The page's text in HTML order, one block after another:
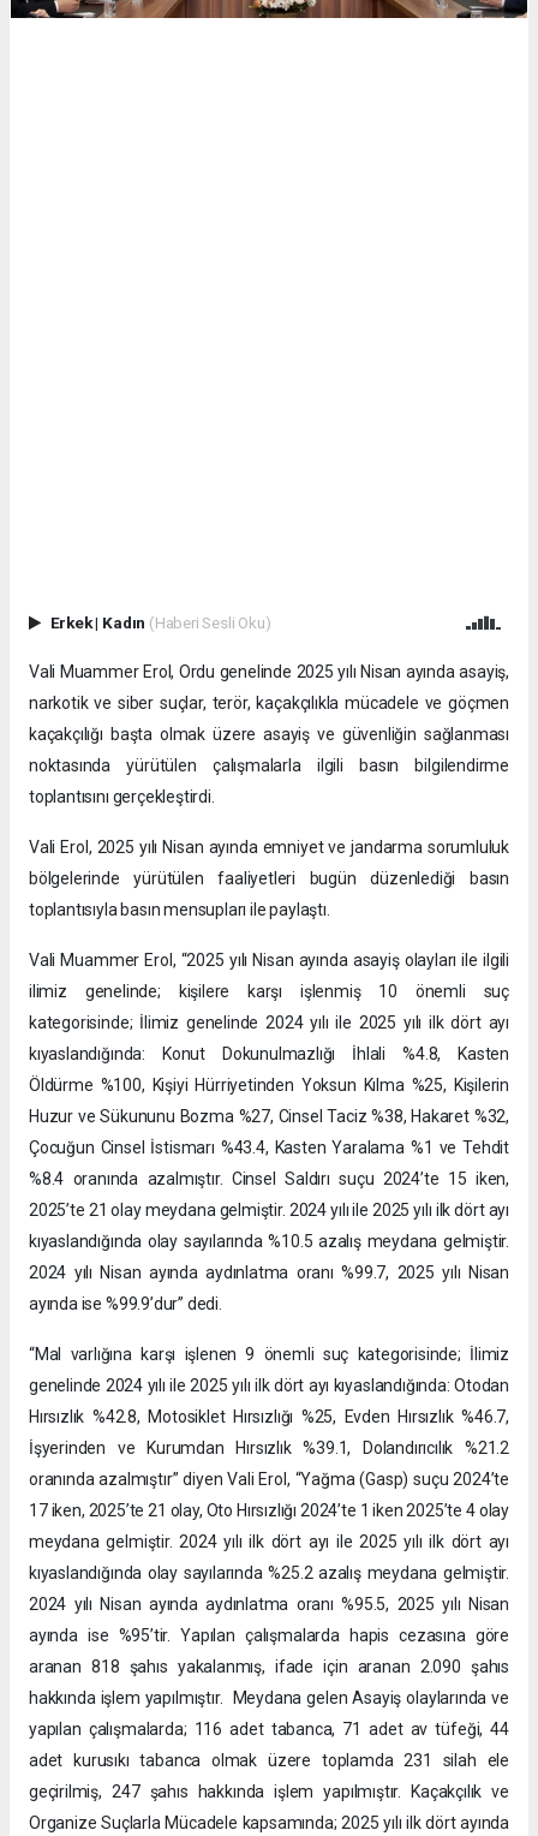
Erkek| Kadın (Haberi Sesli Oku)
Vali Muammer Erol, Ordu genelinde 2025 yılı Nisan ayında asayiş,
narkotik ve siber suçlar, terör, kaçakçılıkla mücadele ve göçmen
kaçakçılığı başta olmak üzere asayiş ve güvenliğin sağlanması
noktasında yürütülen çalışmalarla ilgili basın bilgilendirme
toplantısını gerçekleştirdi.
Vali Erol, 2025 yılı Nisan ayında emniyet ve jandarma sorumluluk
bölgelerinde yürütülen faaliyetleri bugün düzenlediği basın
toplantısıyla basın mensupları ile paylaştı.
Vali Muammer Erol, “2025 yılı Nisan ayında asayiş olayları ile ilgili
ilimiz genelinde; kişilere karşı işlenmiş 10 önemli suç
kategorisinde; İlimiz genelinde 2024 yılı ile 2025 yılı ilk dört ayı
kıyaslandığında: Konut Dokunulmazlığı İhlali %4.8, Kasten
Öldürme %100, Kişiyi Hürriyetinden Yoksun Kılma %25, Kişilerin
Huzur ve Sükununu Bozma %27, Cinsel Taciz %38, Hakaret %32,
Çocuğun Cinsel İstismarı %43.4, Kasten Yaralama %1 ve Tehdit
%8.4 oranında azalmıştır. Cinsel Saldırı suçu 2024’te 15 iken,
2025’te 21 olay meydana gelmiştir. 2024 yılı ile 2025 yılı ilk dört ayı
kıyaslandığında olay sayılarında %10.5 azalış meydana gelmiştir.
2024 yılı Nisan ayında aydınlatma oranı %99.7, 2025 yılı Nisan
ayında ise %99.9’dur” dedi.
“Mal varlığına karşı işlenen 9 önemli suç kategorisinde; İlimiz
genelinde 2024 yılı ile 2025 yılı ilk dört ayı kıyaslandığında: Otodan
Hırsızlık %42.8, Motosiklet Hırsızlığı %25, Evden Hırsızlık %46.7,
İşyerinden ve Kurumdan Hırsızlık %39.1, Dolandırıcılık %21.2
oranında azalmıştır” diyen Vali Erol, “Yağma (Gasp) suçu 2024’te
17 iken, 2025’te 21 olay, Oto Hırsızlığı 2024’te 1 iken 2025’te 4 olay
meydana gelmiştir. 2024 yılı ilk dört ayı ile 2025 yılı ilk dört ayı
kıyaslandığında olay sayılarında %25.2 azalış meydana gelmiştir.
2024 yılı Nisan ayında aydınlatma oranı %95.5, 2025 yılı Nisan
ayında ise %95’tir. Yapılan çalışmalarda hapis cezasına göre
aranan 818 şahıs yakalanmış, ifade için aranan 2.090 şahıs
hakkında işlem yapılmıştır. Meydana gelen Asayiş olaylarında ve
yapılan çalışmalarda; 116 adet tabanca, 71 adet av tüfeği, 44
adet kurusıkı tabanca olmak üzere toplamda 231 silah ele
geçirilmiş, 247 şahıs hakkında işlem yapılmıştır. Kaçakçılık ve
Organize Suçlarla Mücadele kapsamında; 2025 yılı ilk dört ayında